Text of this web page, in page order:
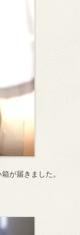
が届きました。